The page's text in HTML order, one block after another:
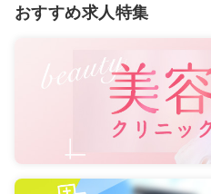
おすすめ求人特集